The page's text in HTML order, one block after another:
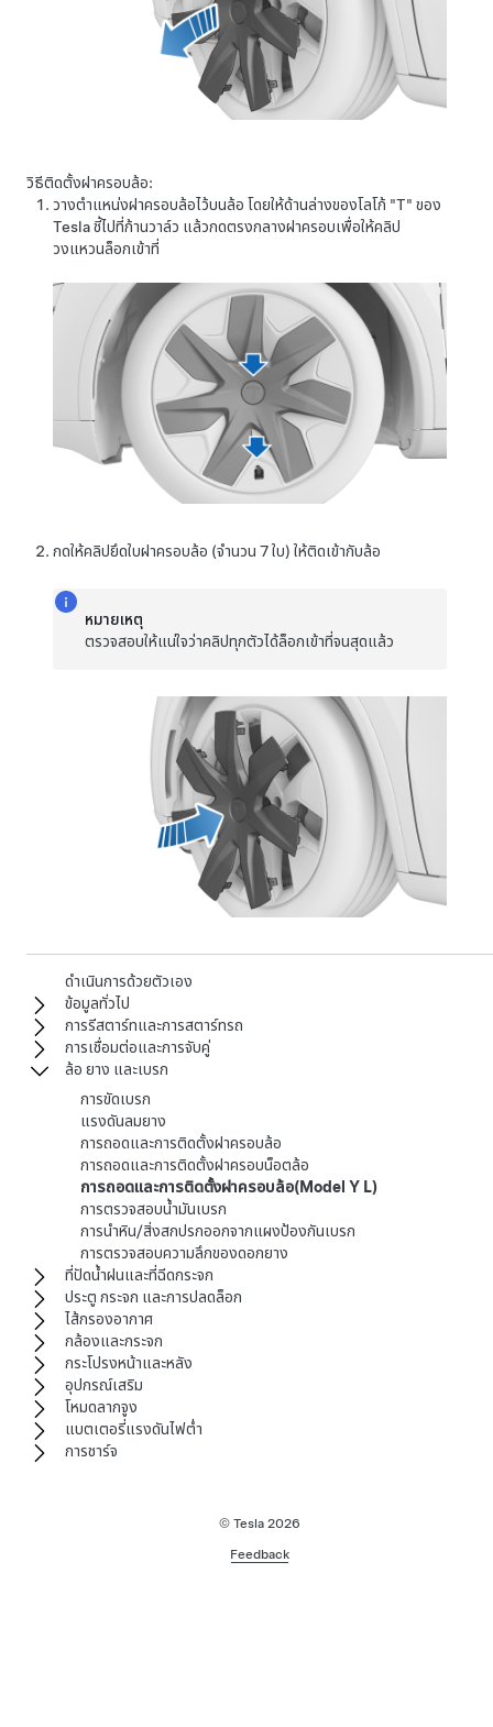
วิธีติดตั้งฝาครอบล้อ:
วางตำแหน่งฝาครอบล้อไว้บนล้อ โดยให้ด้านล่างของโลโก้ "T" ของ
Tesla ชี้ไปที่ก้านวาล์ว แล้วกดตรงกลางฝาครอบเพื่อให้คลิป
วงแหวนล็อกเข้าที่
กดให้คลิปยึดใบฝาครอบล้อ (จำนวน 7 ใบ) ให้ติดเข้ากับล้อ
หมายเหตุ
ตรวจสอบให้แน่ใจว่าคลิปทุกตัวได้ล็อกเข้าที่จนสุดแล้ว
ดำเนินการด้วยตัวเอง
ข้อมูลทั่วไป
การรีสตาร์ทและการสตาร์ทรถ
การเชื่อมต่อและการจับคู่
ล้อ ยาง และเบรก
การขัดเบรก
แรงดันลมยาง
การถอดและการติดตั้งฝาครอบล้อ
การถอดและการติดตั้งฝาครอบน็อตล้อ
การถอดและการติดตั้งฝาครอบล้อ(Model Y L)
การตรวจสอบน้ำมันเบรก
การนำหิน/สิ่งสกปรกออกจากแผงป้องกันเบรก
การตรวจสอบความลึกของดอกยาง
ที่ปัดน้ำฝนและที่ฉีดกระจก
ประตู กระจก และการปลดล็อก
ไส้กรองอากาศ
กล้องและกระจก
กระโปรงหน้าและหลัง
อุปกรณ์เสริม
โหมดลากจูง
แบตเตอรี่แรงดันไฟต่ำ
การชาร์จ
© Tesla 2026
Feedback